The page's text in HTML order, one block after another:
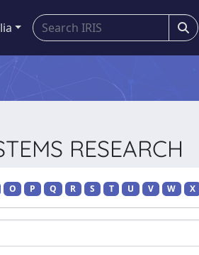
RESEARCH
O P Q R S T U V W X